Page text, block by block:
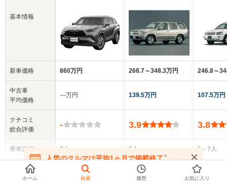
基本情報
新車価格
中古車
平均価格
クチコミ
総合評価
乗車定員
ドア数
860万円
‐‐‐万円
-
7人
268.7～348.3万円
139.5万円
3.9
5人
5ドア
246.8～
107.5万円
3.8
5～7人
5ドア
人気のクルマは平均1ヶ月で掲載終了※
在庫が無くなる前にお問い合わせください
ホーム 検索 履歴 お気に入り